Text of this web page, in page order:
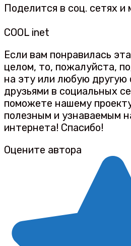
Поделится в соц. сетях
COOL inet
Если вам понравилась
целом, то, пожалуйста,
на эту или любую другую
друзьями в социальных
поможете нашему
полезным и узнаваемым
интернета! Спасибо!
Оцените автора